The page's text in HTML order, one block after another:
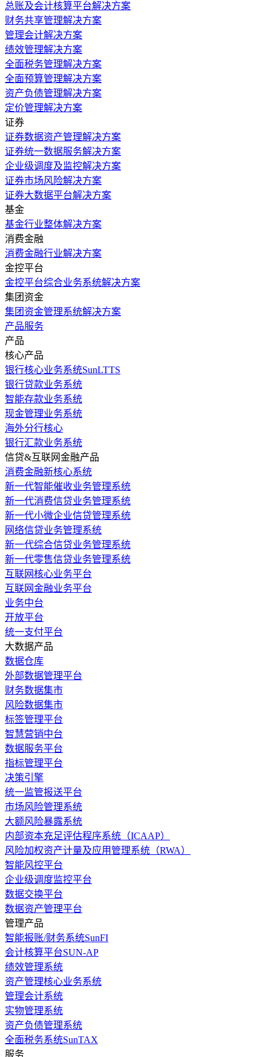
总账及会计核算平台解决方案
财务共享管理解决方案
管理会计解决方案
绩效管理解决方案
全面税务管理解决方案
全面预算管理解决方案
资产负债管理解决方案
定价管理解决方案
证券
证券数据资产管理解决方案
证券统一数据服务解决方案
企业级调度及监控解决方案
证券市场风险解决方案
证券大数据平台解决方案
基金
基金行业整体解决方案
消费金融
消费金融行业解决方案
金控平台
金控平台综合业务系统解决方案
集团资金
集团资金管理系统解决方案
产品服务
产品
核心产品
银行核心业务系统SunLTTS
银行贷款业务系统
智能存款业务系统
现金管理业务系统
海外分行核心
银行汇款业务系统
信贷&互联网金融产品
消费金融新核心系统
新一代智能催收业务管理系统
新一代消费信贷业务管理系统
新一代小微企业信贷管理系统
网络信贷业务管理系统
新一代综合信贷业务管理系统
新一代零售信贷业务管理系统
互联网核心业务平台
互联网金融业务平台
业务中台
开放平台
统一支付平台
大数据产品
数据仓库
外部数据管理平台
财务数据集市
风险数据集市
标签管理平台
智慧营销中台
数据服务平台
指标管理平台
决策引擎
统一监管报送平台
市场风险管理系统
大额风险暴露系统
内部资本充足评估程序系统（ICAAP）
风险加权资产计量及应用管理系统（RWA）
智能风控平台
企业级调度监控平台
数据交换平台
数据资产管理平台
管理产品
智能报账/财务系统SunFI
会计核算平台SUN-AP
绩效管理系统
资产管理核心业务系统
管理会计系统
实物管理系统
资产负债管理系统
全面税务系统SunTAX
服务